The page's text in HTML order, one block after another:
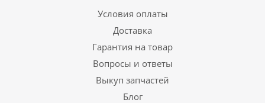
Условия оплаты
Доставка
Гарантия на товар
Вопросы и ответы
Выкуп запчастей
Блог